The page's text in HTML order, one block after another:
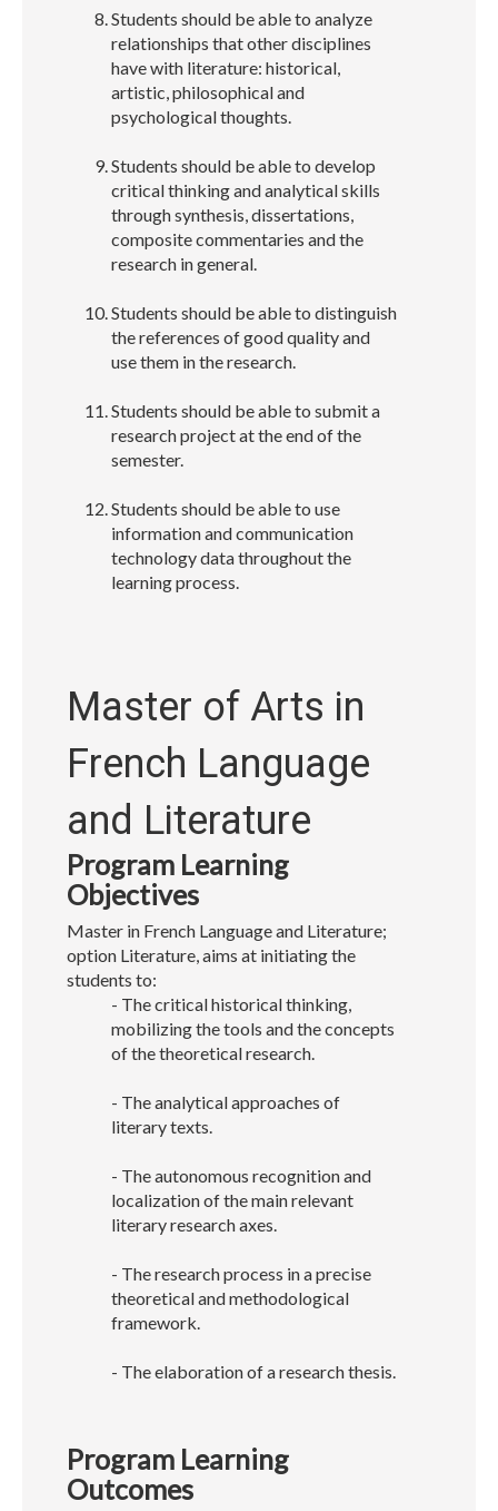
Students should be able to analyze
relationships that other disciplines
have with literature: historical,
artistic, philosophical and
psychological thoughts.
Students should be able to develop
critical thinking and analytical skills
through synthesis, dissertations,
composite commentaries and the
research in general.
Students should be able to distinguish
the references of good quality and
use them in the research.
Students should be able to submit a
research project at the end of the
semester.
Students should be able to use
information and communication
technology data throughout the
learning process.
Master of Arts in
French Language
and Literature
Program Learning
Objectives
Master in French Language and Literature;
option Literature, aims at initiating the
students to:
- The critical historical thinking,
mobilizing the tools and the concepts
of the theoretical research.
- The analytical approaches of
literary texts.
- The autonomous recognition and
localization of the main relevant
literary research axes.
- The research process in a precise
theoretical and methodological
framework.
- The elaboration of a research thesis.
Program Learning
Outcomes